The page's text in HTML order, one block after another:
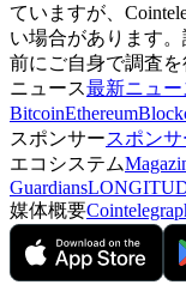
ていますが、
い場合があります
前にご自身で調査
ニュース最新ニュー
BitcoinEthereum
スポンサースポン
エコシステム
Guardians
媒体概要